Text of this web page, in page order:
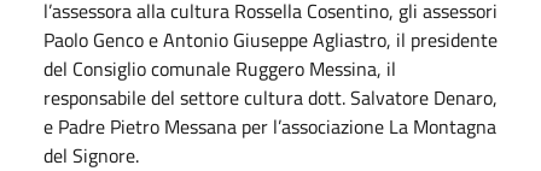
l’assessora alla cultura Rossella Cosentino, gli assessori
Paolo Genco e Antonio Giuseppe Agliastro, il presidente
del Consiglio comunale Ruggero Messina, il
responsabile del settore cultura dott. Salvatore Denaro,
e Padre Pietro Messana per l’associazione La Montagna
del Signore.